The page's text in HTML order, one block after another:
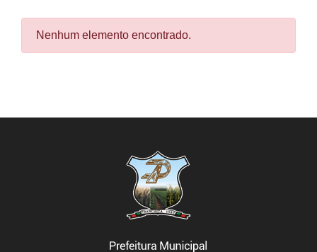
Nenhum elemento encontrado.